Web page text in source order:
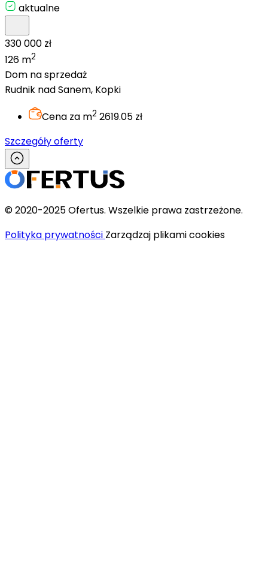
aktualne
330 000 zł
126 m2
Dom na sprzedaż
Rudnik nad Sanem, Kopki
Cena za m2 2619.05 zł
Szczegóły oferty
© 2020-2025 Ofertus. Wszelkie prawa zastrzeżone.
Polityka prywatności Zarządzaj plikami cookies